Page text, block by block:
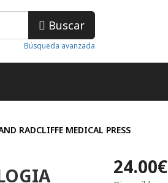
Buscar
Búsqueda avanzada
RADCLIFFE MEDICAL PRESS
24.00€